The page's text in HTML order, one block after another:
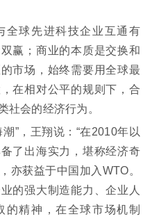
全球先进科技企业互通有
赢；商业的本质是交换和
市场，始终需要用全球最
在相对公平的规则下，合
社会的经济行为。
”，王翔说：“在2010年以
了出海实力，堪称经济奇
亦获益于中国加入WTO。
的强大制造能力、企业人
的精神，在全球市场机制